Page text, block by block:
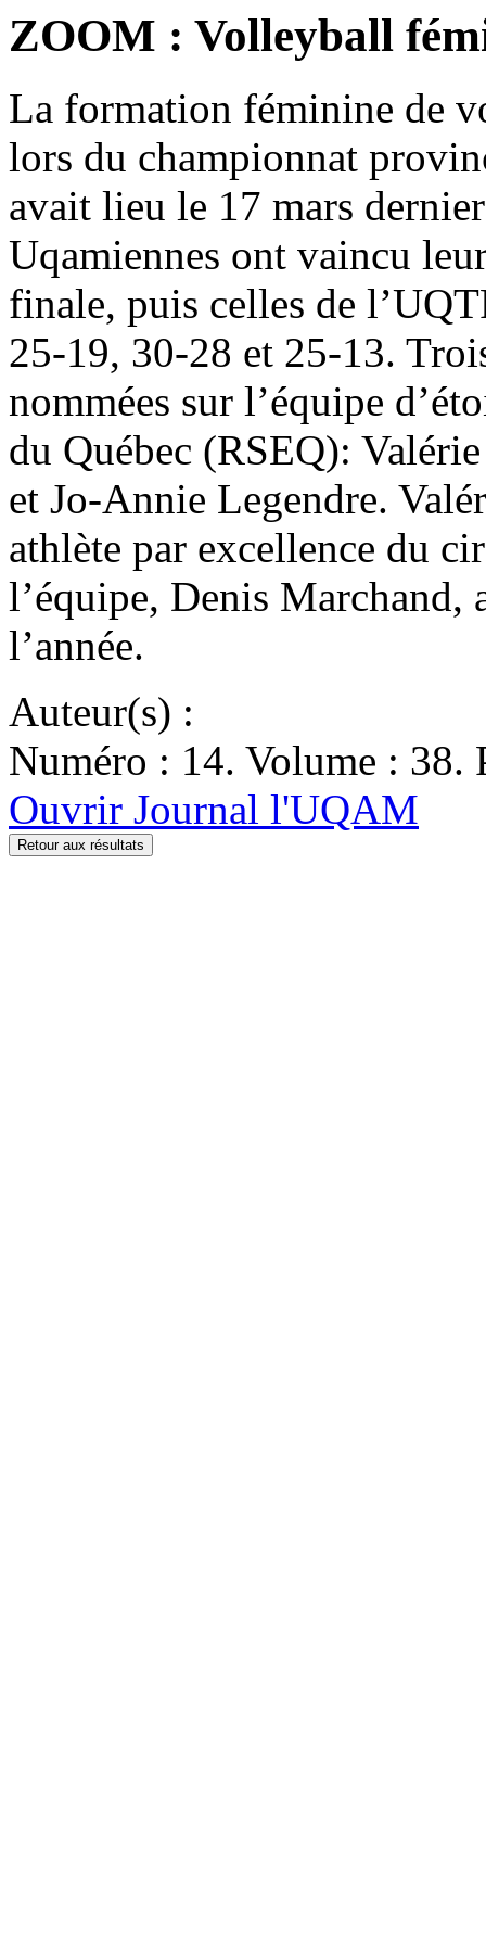
ZOOM : Volleyball
La formation féminine de
lors du championnat
avait lieu le 17 mars
Uqamiennes ont vaincu
finale, puis celles de
25-19, 30-28 et 25-13.
nommées sur l’équipe
du Québec (RSEQ):
et Jo-Annie Legendre.
athlète par excellence du
l’équipe, Denis Marchand,
l’année.
Auteur(s) :
Numéro : 14. Volume : 38.
Ouvrir Journal l'UQAM
Retour aux résultats